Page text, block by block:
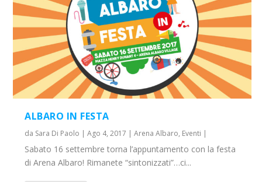
ALBARO IN FESTA
da Sara Di Paolo |Ago 4, 2017 |Arena Albaro, Eventi |
Sabato 16 settembre torna l’appuntamento con la festa
di Arena Albaro! Rimanete “sintonizzati”…ci...